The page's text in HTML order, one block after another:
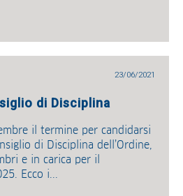
23/06/2021
di Disciplina
il termine per candidarsi
di Disciplina dell’Ordine,
e in carica per il
Ecco i...